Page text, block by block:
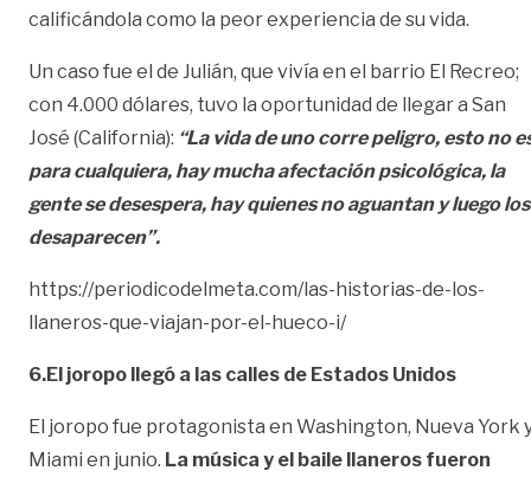
calificándola como la peor experiencia de su vida.
Un caso fue el de Julián, que vivía en el barrio El Recreo;
con 4.000 dólares, tuvo la oportunidad de llegar a San
José (California): “La vida de uno corre peligro, esto no
para cualquiera, hay mucha afectación psicológica, la
gente se desespera, hay quienes no aguantan y luego los
desaparecen”.
https://periodicodelmeta.com/las-historias-de-los-
llaneros-que-viajan-por-el-hueco-i/
6.El joropo llegó a las calles de Estados Unidos
El joropo fue protagonista en Washington, Nueva York
Miami en junio. La música y el baile llaneros fueron